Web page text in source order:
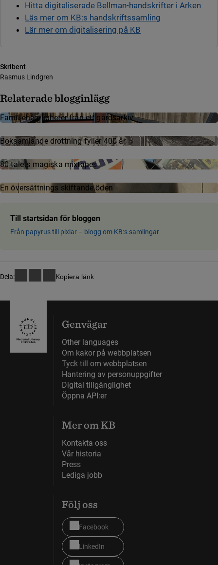
Hitta digitaliserade Bellman-handskrifter i Arken
Läs mer om KB:s handskriftssamling
Lär mer om digitalisering på KB
Skribent
Rasmus Lindgren
Relaterade blogginlägg
Familjehemligheter från ett gårdsarkiv
Boksamlande drottning fyller 400 år
80-talets magiska mixtapes
En översättnings skiftande öden
Till startsidan för bloggen
Från papyrus till pixlar ­– blog­g om KB:s samling­ar
Dela: Kopiera länk
Genvägar
Other languages
Om kakor på webbplatsen
Tyck till om webbplatsen
Hantering av personuppgifter
Digital tillgänglighet
Öppna API:er
Mer om KB
Kontakta oss
Vår historia
Press
Lediga jobb
Följ oss
Facebook
LinkedIn